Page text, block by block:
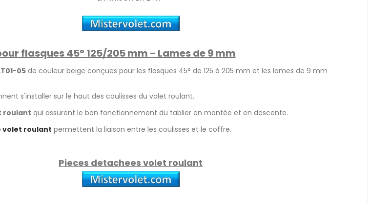
flasques 45° 125/205 mm - Lames de 9 mm
05de couleur beige conçues pour les flasques 45° de 125 à 205 mm et les lames de 9 mm
s'installer sur le haut des coulisses du volet roulant.
roulant qui assurent le bon fonctionnement du tablier en montée et en descente.
volet roulant permettent la liaison entre les coulisses et le coffre.
Pieces detachees volet roulant